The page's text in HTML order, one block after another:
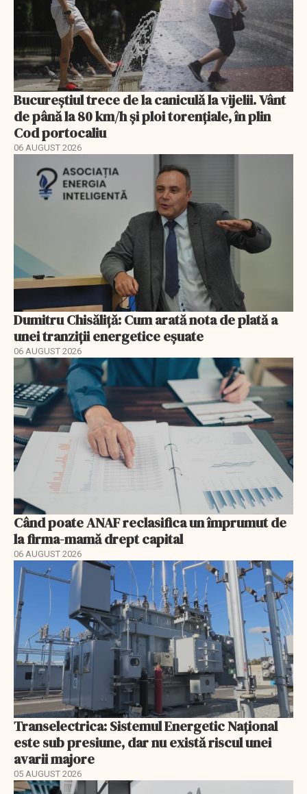
Bucureștiul trece de la caniculă la vijelii. Vânt
de până la 80 km/h și ploi torențiale, în plin
Cod portocaliu
06 AUGUST 2026
Dumitru Chisăliță: Cum arată nota de plată a
unei tranziții energetice eșuate
06 AUGUST 2026
Când poate ANAF reclasifica un împrumut de
la firma-mamă drept capital
06 AUGUST 2026
Transelectrica: Sistemul Energetic Național
este sub presiune, dar nu există riscul unei
avarii majore
05 AUGUST 2026